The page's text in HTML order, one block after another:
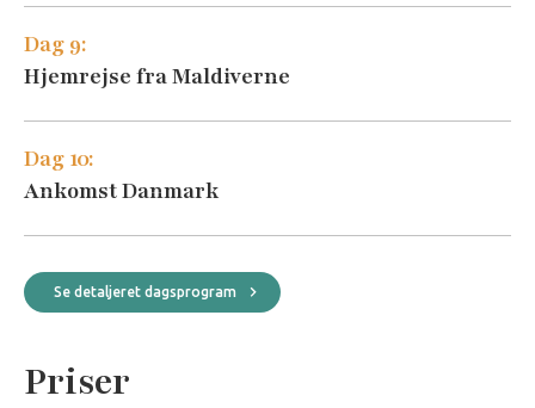
Dag 9:
Hjemrejse fra Maldiverne
Dag 10:
Ankomst Danmark
Se detaljeret dagsprogram
Priser